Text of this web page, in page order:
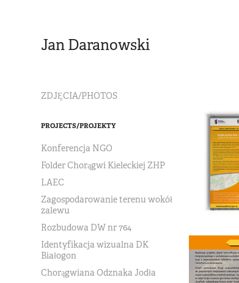
Jan Daranowski
ZDJĘCIA/PHOTOS
PROJECTS/PROJEKTY
Konferencja NGO
Folder Chorągwi Kieleckiej ZHP
LAEC
Zagospodarowanie terenu wokół
zalewu
Rozbudowa DW nr 764
Identyfikacja wizualna DK
Białogon
Chorągwiana Odznaka Jodła